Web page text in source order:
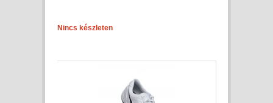
Nincs készleten